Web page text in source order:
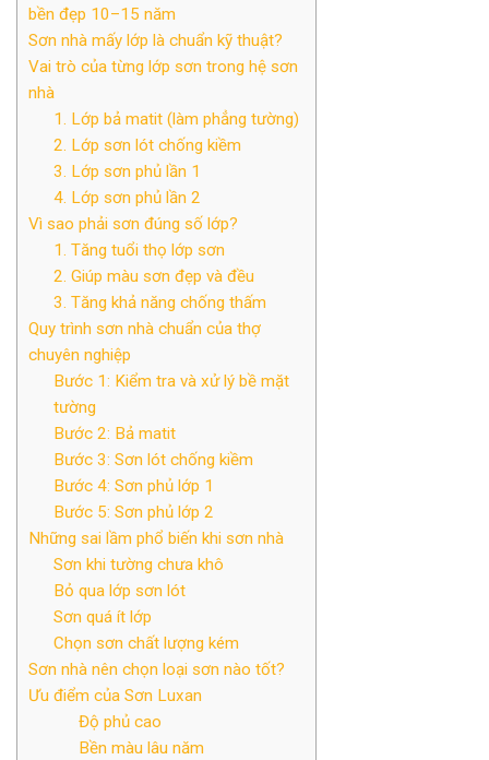
bền đẹp 10–15 năm
Sơn nhà mấy lớp là chuẩn kỹ thuật?
Vai trò của từng lớp sơn trong hệ sơn
nhà
1. Lớp bả matit (làm phẳng tường)
2. Lớp sơn lót chống kiềm
3. Lớp sơn phủ lần 1
4. Lớp sơn phủ lần 2
Vì sao phải sơn đúng số lớp?
1. Tăng tuổi thọ lớp sơn
2. Giúp màu sơn đẹp và đều
3. Tăng khả năng chống thấm
Quy trình sơn nhà chuẩn của thợ
chuyên nghiệp
Bước 1: Kiểm tra và xử lý bề mặt
tường
Bước 2: Bả matit
Bước 3: Sơn lót chống kiềm
Bước 4: Sơn phủ lớp 1
Bước 5: Sơn phủ lớp 2
Những sai lầm phổ biến khi sơn nhà
Sơn khi tường chưa khô
Bỏ qua lớp sơn lót
Sơn quá ít lớp
Chọn sơn chất lượng kém
Sơn nhà nên chọn loại sơn nào tốt?
Ưu điểm của Sơn Luxan
Độ phủ cao
Bền màu lâu năm